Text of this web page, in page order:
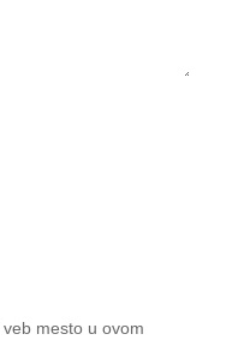
mesto u ovom